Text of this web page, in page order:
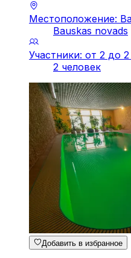
Местоположение:
Bauskas novads
Участники: от 2 до
2 человек
Добавить в избранное